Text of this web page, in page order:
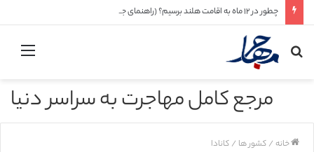
جستجو
مرجع کامل مهاجرت به سراسر دنیا
خانه / کشور ها / کانادا